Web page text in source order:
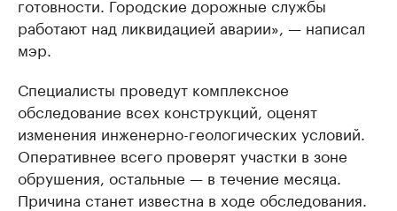
работают над ликвидацией аварии», — написал
мэр.
Специалисты проведут комплексное
обследование всех конструкций, оценят
изменения инженерно-геологических условий.
Оперативнее всего проверят участки в зоне
обрушения, остальные — в течение месяца.
Причина станет известна в ходе обследования.